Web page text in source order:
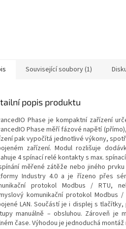
Související soubory (1)
popis produktu
Phase je kompaktní zařízení
Phase měří fázové napětí
pak vypočítá jednotlivé výkony,
zařízení. Modul rozlišuje
4 spínací relé kontakty s max.
měřené zátěže nebo jiného
Industry 4.0 a je řízeno přes
protokol Modbus / RTU,
komunikační protokol Modbus
LAN. Součástí je i displej s
manuálně – obsluhou. Zároveň
čase. Výhodou je jednoduchá montáž